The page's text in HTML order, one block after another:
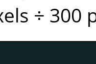
÷ 300